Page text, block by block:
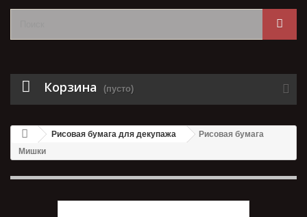
Корзина (пусто)
Рисовая бумага для декупажа
Рисовая бумага
Мишки